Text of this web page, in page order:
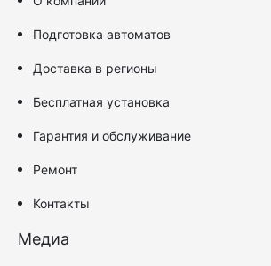
Подготовка автоматов
Доставка в регионы
Бесплатная установка
Гарантия и обслуживание
Ремонт
Контакты
Медиа